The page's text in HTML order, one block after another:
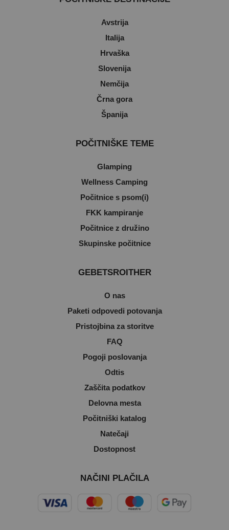
Avstrija
Italija
Hrvaška
Slovenija
Nemčija
Črna gora
Španija
POČITNIŠKE TEME
Glamping
Wellness Camping
Počitnice s psom(i)
FKK kampiranje
Počitnice z družino
Skupinske počitnice
GEBETSROITHER
O nas
Paketi odpovedi potovanja
Pristojbina za storitve
FAQ
Pogoji poslovanja
Odtis
Zaščita podatkov
Delovna mesta
Počitniški katalog
Natečaji
Dostopnost
NAČINI PLAČILA